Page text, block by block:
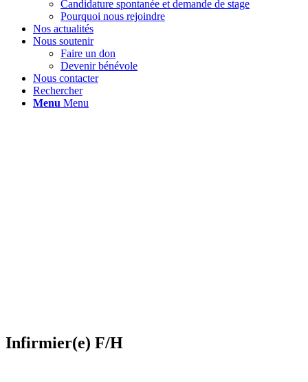
Candidature spontanée et demande de stage
Pourquoi nous rejoindre
Nos actualités
Nous soutenir
Faire un don
Devenir bénévole
Nous contacter
Rechercher
Menu Menu
Infirmier(e) F/H